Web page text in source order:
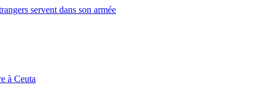
servent dans son armée
à Ceuta